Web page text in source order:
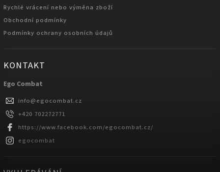
Rychlé vrácení nebo výměna zboží
Obchodní podmínky
Podmínky ochrany osobních údajů
KONTAKT
Ego Combat
info@egocombat.cz
+420 702272771
https://www.facebook.com/egocombat.cz/
egocombat